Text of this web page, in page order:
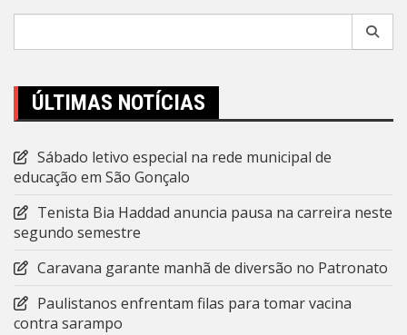
ÚLTIMAS NOTÍCIAS
Sábado letivo especial na rede municipal de
educação em São Gonçalo
Tenista Bia Haddad anuncia pausa na carreira neste
segundo semestre
Caravana garante manhã de diversão no Patronato
Paulistanos enfrentam filas para tomar vacina
contra sarampo